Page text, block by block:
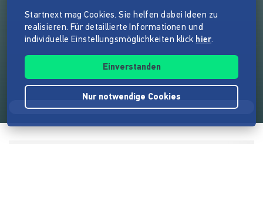
Startnext mag Cookies. Sie helfen dabei Ideen zu
realisieren. Für detaillierte Informationen und
individuelle Einstellungsmöglichkeiten klick hier.
Einverstanden
Nur notwendige Cookies